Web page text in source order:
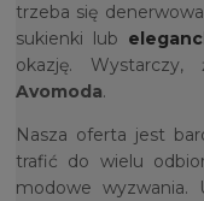
trzeba się
sukienki lub
okazję.
Avomoda.
Nasza oferta jest
trafić do wielu
modowe wyzwania.